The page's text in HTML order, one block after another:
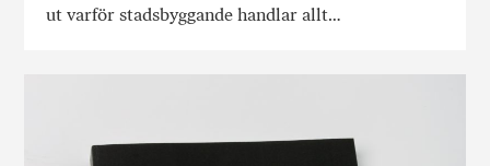
ut varför stadsbyggande handlar allt…